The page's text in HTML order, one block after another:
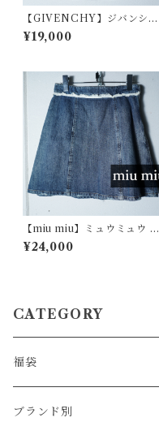
【GIVENCHY】ジバンシー
エンボス4Gロゴレザートート
バッグ gray
¥19,000
【miu miu】ミュウミュウ レ
ース付きミニスカート indigo
¥24,000
CATEGORY
福袋
ブランド別